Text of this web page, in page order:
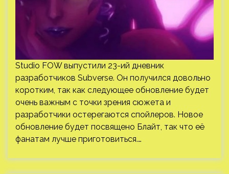
Studio FOW выпустили 23-ий дневник
разработчиков Subverse. Он получился довольно
коротким, так как следующее обновление будет
очень важным с точки зрения сюжета и
разработчики остерегаются спойлеров. Новое
обновление будет посвящено Блайт, так что её
фанатам лучше приготовиться.…